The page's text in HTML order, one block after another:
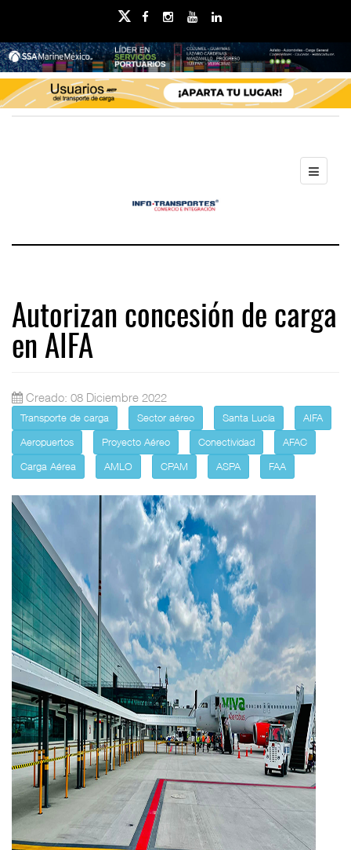
Autorizan concesión de carga
en AIFA
Creado: 08 Diciembre 2022
Transporte de carga Sector aéreo Santa Lucía
AIFA
Aeropuertos
Proyecto Aéreo Conectividad
AFAC
Carga Aérea
AMLO CPAM ASPA FAA